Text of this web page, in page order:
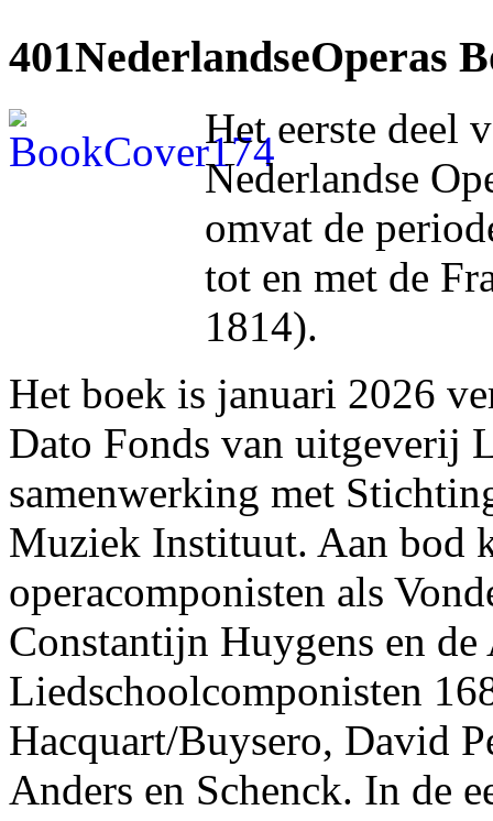
401NederlandseOperas
Het eerste deel
Nederlandse
omvat de
tot en met de
1814).
Het boek is januari 2026
Dato Fonds van uitgeverij
samenwerking met
Muziek Instituut. Aan bod
operacomponisten als
Constantijn Huygens en de
Liedschoolcomponisten
Hacquart/Buysero, David
Anders en Schenck. In de